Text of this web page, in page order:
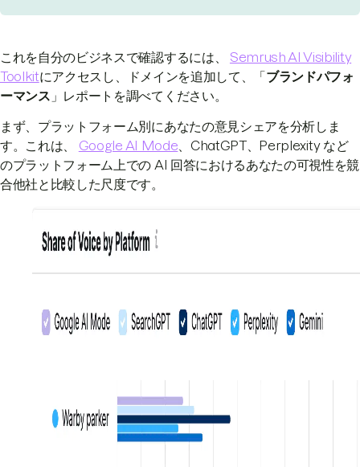
これを自分のビジネスで確認するには、 Semrush AI Visibility
Toolkitにアクセスし、ドメインを追加して、「ブランドパフォ
ーマンス 」レポートを調べてください。
まず、プラットフォーム別にあなたの意見シェアを分析しま
す。これは、 Google AI Mode 、ChatGPT、Perplexity など
のプラットフォーム上での AI 回答におけるあなたの可視性を競
合他社と比較した尺度です。